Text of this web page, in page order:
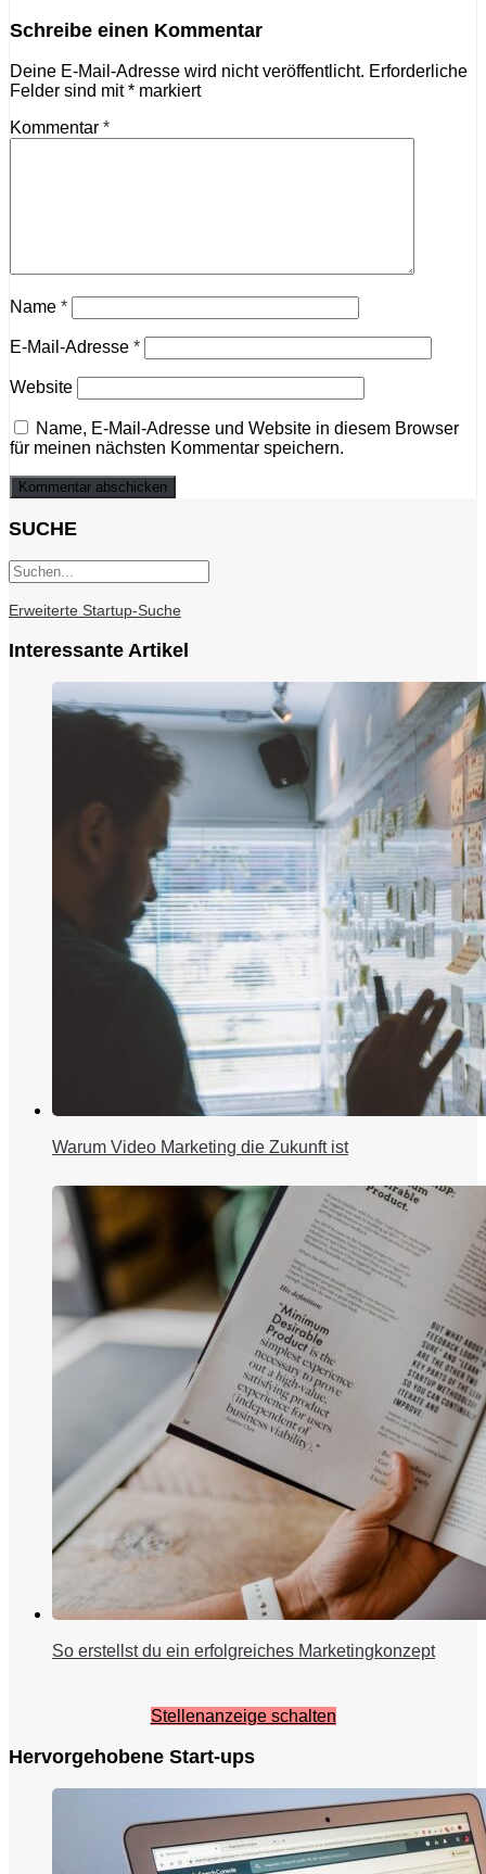
Schreibe einen Kommentar
Deine E-Mail-Adresse wird nicht veröffentlicht. Erforderliche
Felder sind mit* markiert
Kommentar *
Name *
E-Mail-Adresse *
Website
Name, E-Mail-Adresse und Website in diesem Browser
für meinen nächsten Kommentar speichern.
SUCHE
Erweiterte Startup-Suche
Interessante Artikel
Warum Video Marketing die Zukunft ist
So erstellst du ein erfolgreiches Marketingkonzept
Stellenanzeige schalten
Hervorgehobene Start-ups